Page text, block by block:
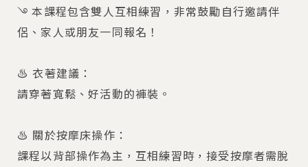
࿓ 本課程包含雙人互相練習，非常鼓勵自行邀請伴
侶、家人或朋友一同報名！
♨ 衣著建議：
請穿著寬鬆、好活動的褲裝。
♨ 關於按摩床操作：
課程以背部操作為主，互相練習時，接受按摩者需脫